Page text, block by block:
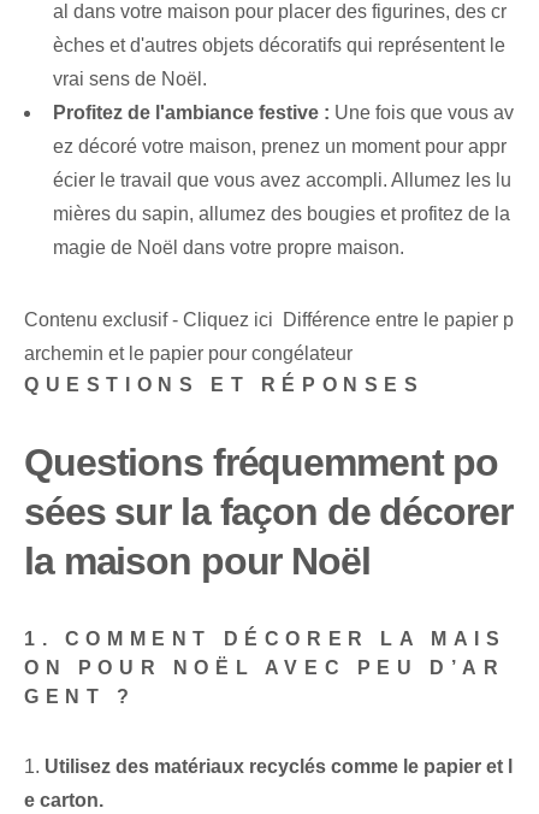
al dans votre maison pour placer des figurines, des cr
èches et d'autres objets décoratifs qui représentent le
vrai sens de Noël.
Profitez de l'ambiance festive : Une fois que vous av
ez décoré votre maison, prenez un moment pour appr
écier le travail que vous avez accompli. Allumez les lu
mières du sapin, allumez des bougies et profitez de la
magie de Noël dans votre propre maison.
Contenu exclusif - Cliquez ici Différence entre le papier p
archemin et le papier pour congélateur
QUESTIONS ET RÉPONSES
Questions fréquemment po
sées sur la façon de décorer
la maison pour Noël
1. COMMENT DÉCORER LA MAIS
ON POUR NOËL AVEC PEU D’AR
GENT ?
1. Utilisez des matériaux recyclés comme le papier et l
e carton.